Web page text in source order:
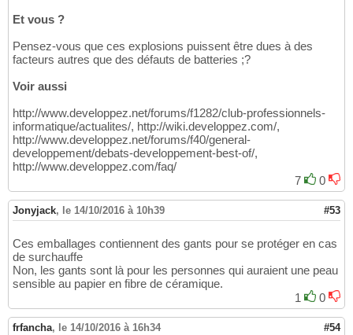
Et vous ?
Pensez-vous que ces explosions puissent être dues à des
facteurs autres que des défauts de batteries ;?
Voir aussi
http://www.developpez.net/forums/f1282/club-professionnels-
informatique/actualites/, http://wiki.developpez.com/,
http://www.developpez.net/forums/f40/general-
developpement/debats-developpement-best-of/,
http://www.developpez.com/faq/
7
0
Jonyjack, le 14/10/2016 à 10h39 #53
Ces emballages contiennent des gants pour se protéger en cas
de surchauffe
Non, les gants sont là pour les personnes qui auraient une peau
sensible au papier en fibre de céramique.
1
0
frfancha, le 14/10/2016 à 16h34 #54